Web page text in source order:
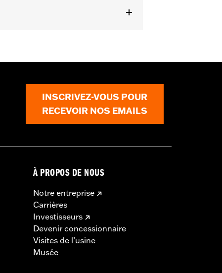
INSCRIVEZ-VOUS POUR
RECEVOIR NOS EMAILS
À PROPOS DE NOUS
Notre entreprise
Carrières
Investisseurs
Devenir concessionnaire
Visites de l’usine
Musée